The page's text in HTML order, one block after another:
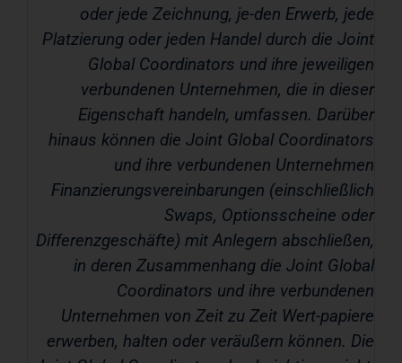
oder jede Zeichnung, je-den Erwerb, jede
Platzierung oder jeden Handel durch die Joint
Global Coordinators und ihre jeweiligen
verbundenen Unternehmen, die in dieser
Eigenschaft handeln, umfassen. Darüber
hinaus können die Joint Global Coordinators
und ihre verbundenen Unternehmen
Finanzierungsvereinbarungen (einschließlich
Swaps, Optionsscheine oder
Differenzgeschäfte) mit Anlegern abschließen,
in deren Zusammenhang die Joint Global
Coordinators und ihre verbundenen
Unternehmen von Zeit zu Zeit Wert-papiere
erwerben, halten oder veräußern können. Die